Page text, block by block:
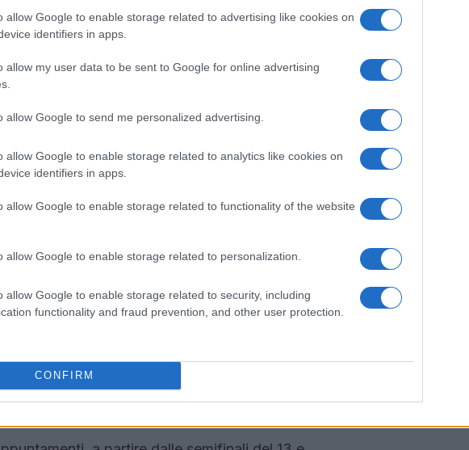
allow Google to enable storage related to advertising like cookies on
identifiers in apps.
allow my user data to be sent to Google for online advertising
allow Google to send me personalized advertising.
allow Google to enable storage related to analytics like cookies on
identifiers in apps.
allow Google to enable storage related to functionality of the website
allow Google to enable storage related to personalization.
allow Google to enable storage related to security, including
functionality and fraud prevention, and other user protection.
CONFIRM
evento di prestigio
evento; è la terza volta che la città
1956 e del 1989. Quest’anno, la St.
il cuore pulsante della competizione,
scelta di Basilea come sede è stata accolta
architettonica, ma anche per la sua
della Svizzera? Ricordo quando visitai i
che riscalda il cuore!